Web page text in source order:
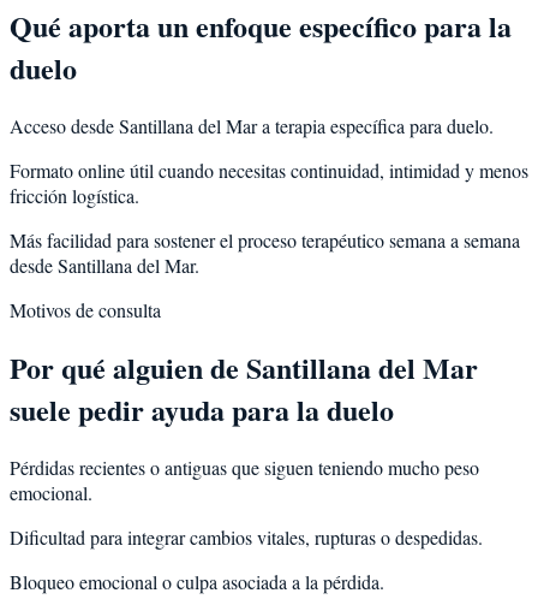
Qué aporta un enfoque específico para la
duelo
Acceso desde Santillana del Mar a terapia específica para duelo.
Formato online útil cuando necesitas continuidad, intimidad y menos
fricción logística.
Más facilidad para sostener el proceso terapéutico semana a semana
desde Santillana del Mar.
Motivos de consulta
Por qué alguien de Santillana del Mar
suele pedir ayuda para laduelo
Pérdidas recientes o antiguas que siguen teniendo mucho peso
emocional.
Dificultad para integrar cambios vitales, rupturas o despedidas.
Bloqueo emocional o culpa asociada a la pérdida.